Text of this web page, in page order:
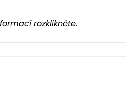
rozklikněte.